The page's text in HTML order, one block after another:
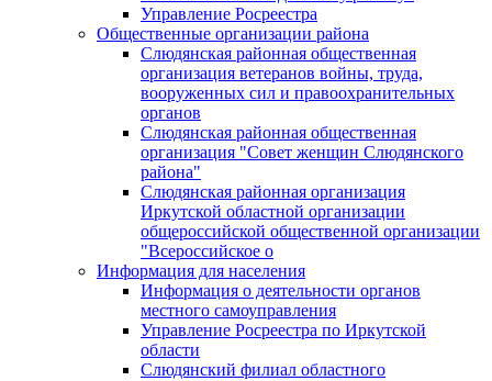
Управление Росреестра
Общественные организации района
Слюдянская районная общественная
организация ветеранов войны, труда,
вооруженных сил и правоохранительных
органов
Слюдянская районная общественная
организация "Совет женщин Слюдянского
района"
Слюдянская районная организация
Иркутской областной организации
общероссийской общественной организации
"Всероссийское о
Информация для населения
Информация о деятельности органов
местного самоуправления
Управление Росреестра по Иркутской
области
Слюдянский филиал областного